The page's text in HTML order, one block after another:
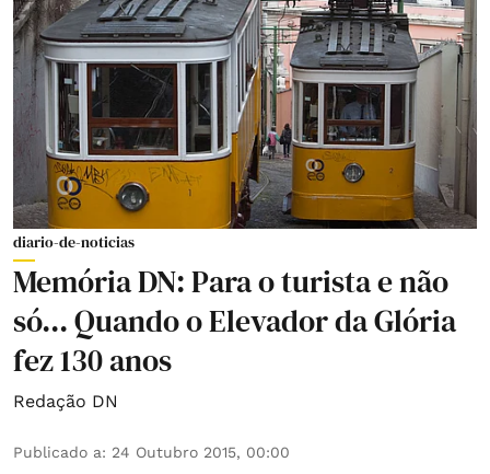
diario-de-noticias
Memória DN: Para o turista e não
só... Quando o Elevador da Glória
fez 130 anos
Redação DN
Publicado a: 24 Outubro 2015, 00:00